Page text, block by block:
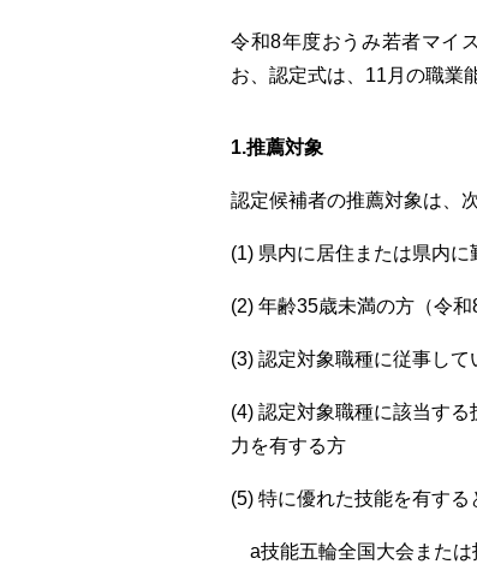
令和8年度おうみ若者マイ
お、認定式は、11月の職業
1.推薦対象
認定候補者の推薦対象は、
(1) 県内に居住または県内
(2) 年齢35歳未満の方（令和
(3) 認定対象職種に従事して
(4)認定対象職種に該当す
力を有する方
(5) 特に優れた技能を有する
a技能五輪全国大会または